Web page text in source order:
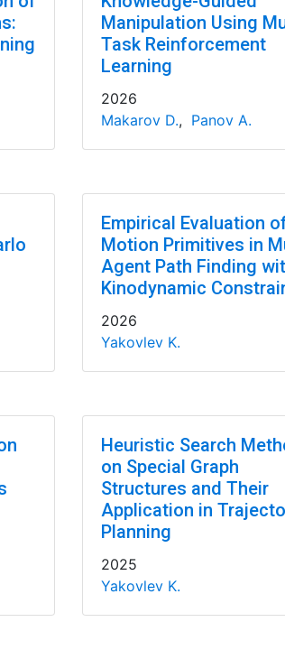
Manipulation Using
Task Reinforcement
Learning
2026
Makarov D., Panov A.
Empirical Evaluation
Motion Primitives in
Agent Path Finding
Kinodynamic
2026
Yakovlev K.
Heuristic Search
on Special Graph
Structures and Their
Application in
Planning
2025
Yakovlev K.